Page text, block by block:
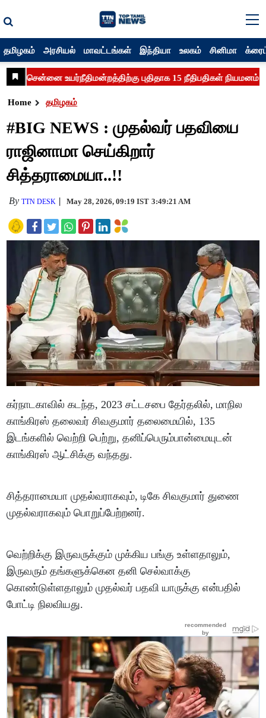
தமிழகம் அரசியல் மாவட்டங்கள் இந்தியா உலகம் சினிமா
Home தமிழகம்
#BIG NEWS : முதல்வர் பதவியை
ராஜினாமா செய்கிறார்
சித்தராமையா..!!
ByTTN DESK May 28, 2026, 09:19 IST 3:49:21 AM
கர்நாடகாவில் கடந்த, 2023 சட்டசபை தேர்தலில், மாநில
காங்கிரஸ் தலைவர் சிவகுமார் தலைமையில், 135
இடங்களில் வெற்றி பெற்று, தனிப்பெரும்பான்மையுடன்
காங்கிரஸ் ஆட்சிக்கு வந்தது.
சித்தராமையா முதல்வராகவும், டிகே சிவகுமார் துணை
முதல்வராகவும் பொறுப்பேற்றனர்.
வெற்றிக்கு இருவருக்கும் முக்கிய பங்கு உள்ளதாலும்,
இருவரும் தங்களுக்கென தனி செல்வாக்கு
கொண்டுள்ளதாலும் முதல்வர் பதவி யாருக்கு என்பதில்
போட்டி நிலவியது.